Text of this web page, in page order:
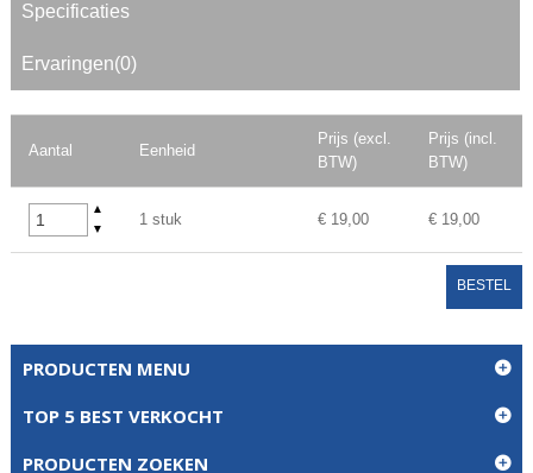
Specificaties
Ervaringen(0)
Aantal Eenheid
Prijs (excl.
BTW)
Prijs (incl.
BTW)
▲
▼
1 stuk € 19,00 € 19,00
BESTEL
PRODUCTEN MENU
TOP 5 BEST VERKOCHT
PRODUCTEN ZOEKEN